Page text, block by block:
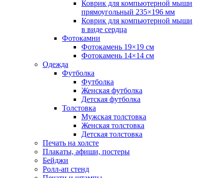
Коврик для компьютерной мыши
прямоугольный 235×196 мм
Коврик для компьютерной мыши
в виде сердца
Фотокамни
Фотокамень 19×19 см
Фотокамень 14×14 см
Одежда
Футболка
Футболка
Женская футболка
Детская футболка
Толстовка
Мужская толстовка
Женская толстовка
Детская толстовка
Печать на холсте
Плакаты, афиши, постеры
Бейджи
Ролл-ап стенд